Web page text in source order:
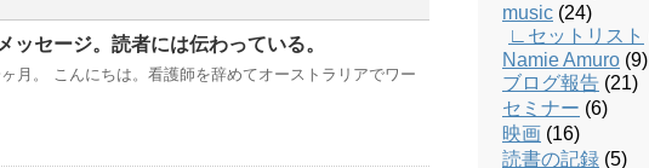
ッセージ。読者には伝わっている。
月。 こんにちは。看護師を辞めてオーストラリアでワー
music (24)
∟セットリスト
Namie Amuro (9)
ブログ報告 (21)
セミナー (6)
映画 (16)
読書の記録 (5)